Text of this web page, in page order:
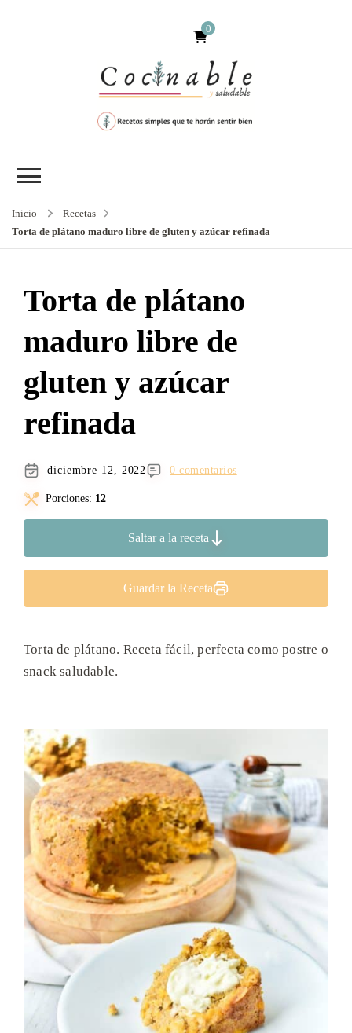
0
Inicio
Recetas
Torta de plátano maduro libre de gluten y azúcar refinada
Torta de plátano
maduro libre de
gluten y azúcar
refinada
diciembre 12, 2022 0 comentarios
Porciones: 12
Saltar a la receta
Guardar la Receta
Torta de plátano. Receta fácil, perfecta como postre o
snack saludable.